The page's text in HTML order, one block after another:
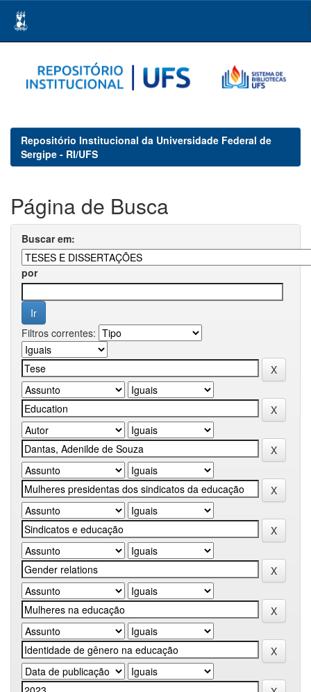
navigation
Repositório Institucional da Universidade Federal de
Sergipe - RI/UFS
Página de Busca
Buscar em:
por
Filtros correntes: